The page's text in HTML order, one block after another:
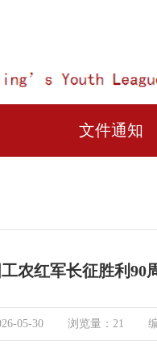
文件通知
红军长征胜利90
05-30 浏览量： 21